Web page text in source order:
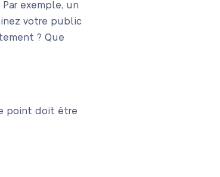
exemple, un
votre public
? Que
point doit être